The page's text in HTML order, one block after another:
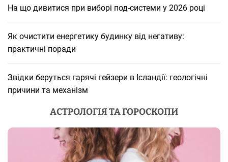
На що дивитися при виборі под-системи у 2026 році
Як очистити енергетику будинку від негативу:
практичні поради
Звідки беруться гарячі гейзери в Ісландії: геологічні
причини та механізм
АСТРОЛОГІЯ ТА ГОРОСКОПИ